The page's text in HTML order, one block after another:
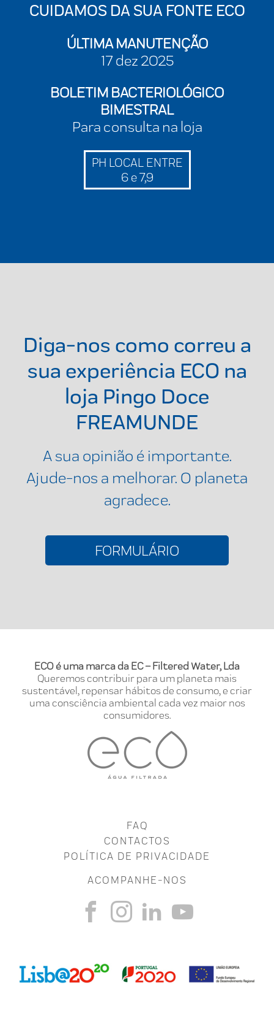
CUIDAMOS DA SUA FONTE ECO
ÚLTIMA MANUTENÇÃO
17 dez 2025
BOLETIM BACTERIOLÓGICO
BIMESTRAL
Para consulta na loja
PH LOCAL ENTRE
6 e 7,9
Diga-nos como correu a
sua experiência ECO na
loja Pingo Doce
FREAMUNDE
A sua opinião é importante.
Ajude-nos a melhorar. O planeta
agradece.
FORMULÁRIO
ECO é uma marca da EC – Filtered Water, Lda
Queremos contribuir para um planeta mais
sustentável, repensar hábitos de consumo, e criar
uma consciência ambiental cada vez maior nos
consumidores.
FAQ
CONTACTOS
POLÍTICA DE PRIVACIDADE
ACOMPANHE-NOS